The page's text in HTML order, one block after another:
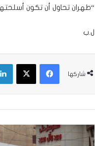
“طهران تحاول أن تكون
ل.ب
شاركها
فيسبوك
‫X
الداخلية
تصدر